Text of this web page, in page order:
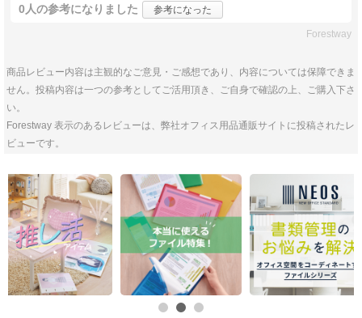
0人の参考になりました 参考になった
Forestway
商品レビュー内容は主観的なご意見・ご感想であり、内容については保障できま
せん。投稿内容は一つの参考としてご活用頂き、ご自身で確認の上、ご購入下さ
い。
Forestway 表示のあるレビューは、弊社オフィス用品通販サイトに投稿されたレ
ビューです。